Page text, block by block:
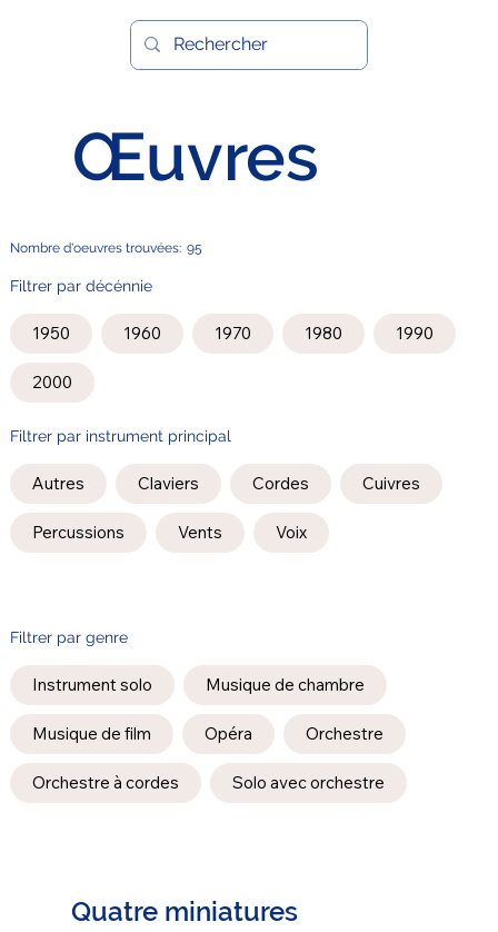
Œuvres
Quatre miniatures
Filtrer par décénnie
1950 1960 1970 1980 1990
2000
Filtrer par instrument principal
Autres Claviers Cordes Cuivres
Percussions Vents Voix
Filtrer par genre
Instrument solo Musique de chambre
Musique de film Opéra Orchestre
Orchestre à cordes Solo avec orchestre
Nombre d'oeuvres trouvées: 95